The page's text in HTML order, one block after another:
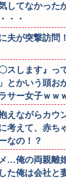
してなかった
・・
夫が突撃訪問
スします』っ
とかいう頭お
サー女子ｗｗ
えながらカウ
考えて、赤ち
なの！？
…俺の両親離
た俺は会社と